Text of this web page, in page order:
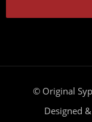
© Original
Designed